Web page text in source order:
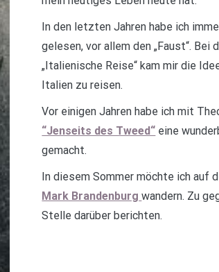
In den letzten Jahren habe ich
gelesen, vor allem den „Faust“. Bei
„Italienische Reise“ kam mir die
Italien zu reisen.
Vor einigen Jahren habe ich mit
“Jenseits des Tweed“ eine
gemacht.
In diesem Sommer möchte ich auf
Mark Brandenburg wandern. Zu
Stelle darüber berichten.